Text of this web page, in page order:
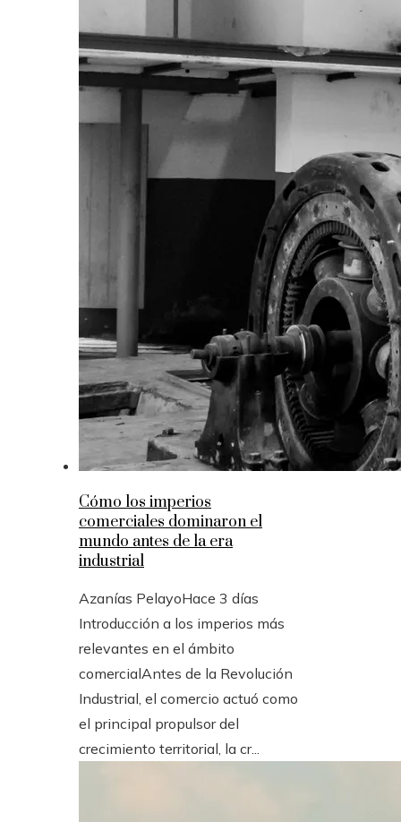
Cómo los imperios
comerciales dominaron el
mundo antes de la era
industrial
Azanías PelayoHace 3 días
Introducción a los imperios más
relevantes en el ámbito
comercialAntes de la Revolución
Industrial, el comercio actuó como
el principal propulsor del
crecimiento territorial, la cr...